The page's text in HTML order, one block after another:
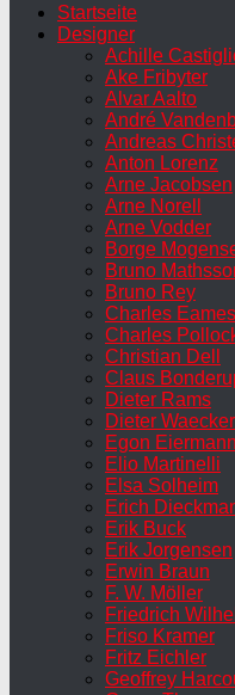
Startseite
Designer
Achille
Ake Fribyter
Alvar Aalto
André
Andreas
Anton Lorenz
Arne Jacobsen
Arne Norell
Arne Vodder
Borge
Bruno
Bruno Rey
Charles Eames
Charles
Christian Dell
Claus
Dieter Rams
Dieter
Egon Eiermann
Elio Martinelli
Elsa Solheim
Erich
Erik Buck
Erik Jorgensen
Erwin Braun
F. W. Möller
Friedrich
Friso Kramer
Fritz Eichler
Geoffrey